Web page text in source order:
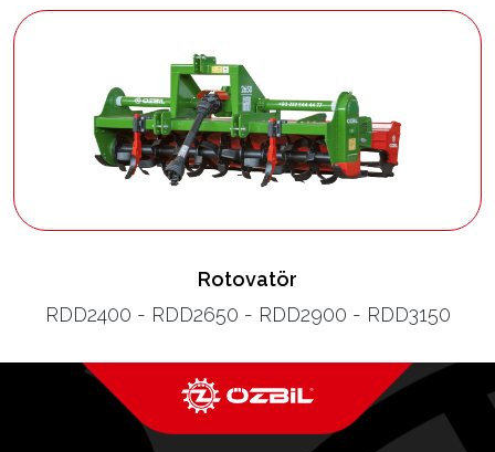
Rotovatör
RDD2400 - RDD2650 - RDD2900 - RDD3150